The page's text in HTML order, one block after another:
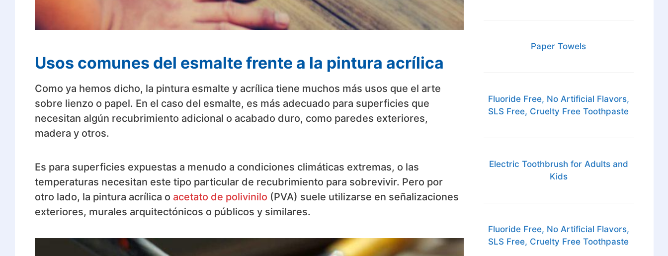
Usos comunes del esmalte frente a la pintura acrílica
Como ya hemos dicho, la pintura esmalte y acrílica tiene muchos más usos que el arte
sobre lienzo o papel. En el caso del esmalte, es más adecuado para superficies que
necesitan algún recubrimiento adicional o acabado duro, como paredes exteriores,
madera y otros.
Es para superficies expuestas a menudo a condiciones climáticas extremas, o las
temperaturas necesitan este tipo particular de recubrimiento para sobrevivir. Pero por
otro lado, la pintura acrílica o acetato de polivinilo (PVA) suele utilizarse en señalizaciones
exteriores, murales arquitectónicos o públicos y similares.
Paper Towels
Fluoride Free, No Artificial Flavors,
SLS Free, Cruelty Free Toothpaste
Electric Toothbrush for Adults and
Kids
Fluoride Free, No Artificial Flavors,
SLS Free, Cruelty Free Toothpaste